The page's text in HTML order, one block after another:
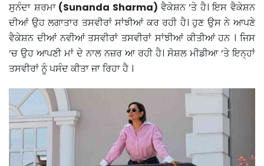
ਸੁਨੰਦਾ ਸ਼ਰਮਾ(Sunanda Sharma) ਵੈਕੇਸ਼ਨ ‘ਤੇ ਹੈ। ਇਸ ਵੈਕੇਸ਼ਨ
ਦੀਆਂ ਉਹ ਲਗਾਤਾਰ ਤਸਵੀਰਾਂ ਸਾਂਝੀਆਂ ਕਰ ਰਹੀ ਹੈ। ਹੁਣ ਉਸ ਨੇ ਆਪਣੇ
ਵੈਕੇਸ਼ਨ ਦੀਆਂ ਨਵੀਆਂ ਤਸਵੀਰਾਂ ਤਸਵੀਰਾਂ ਸਾਂਝੀਆਂ ਕੀਤੀਆਂ ਹਨ । ਜਿਸ
‘ਚ ਉਹ ਆਪਣੀ ਮਾਂ ਦੇ ਨਾਲ ਨਜ਼ਰ ਆ ਰਹੀ ਹੈ। ਸੋਸ਼ਲ ਮੀਡੀਆ ‘ਤੇ ਇਨ੍ਹਾਂ
ਤਸਵੀਰਾਂ ਨੂੰ ਪਸੰਦ ਕੀਤਾ ਜਾ ਰਿਹਾ ਹੈ ।